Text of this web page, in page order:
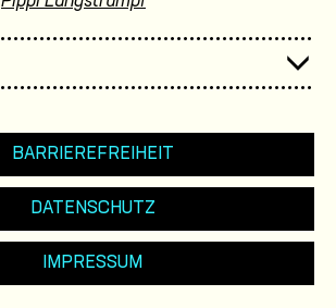
BARRIEREFREIHEIT
DATENSCHUTZ
IMPRESSUM